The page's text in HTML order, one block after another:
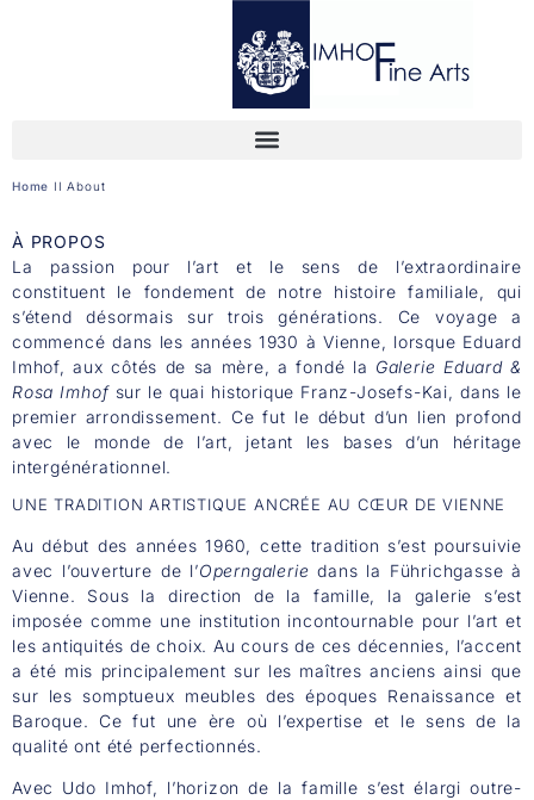
Home IIAbout
À PROPOS
La passion pour l’art et le sens de l’extraordinaire
constituent le fondement de notre histoire familiale, qui
s’étend désormais sur trois générations. Ce voyage a
commencé dans les années 1930 à Vienne, lorsque Eduard
Imhof, aux côtés de sa mère, a fondé la Galerie Eduard &
Rosa Imhofsur le quai historique Franz-Josefs-Kai, dans le
premier arrondissement. Ce fut le début d’un lien profond
avec le monde de l’art, jetant les bases d’un héritage
intergénérationnel.
UNE TRADITION ARTISTIQUE ANCRÉE AU CŒUR DE VIENNE
Au début des années 1960, cette tradition s’est poursuivie
avec l’ouverture de l’Operngalerie dans la Führichgasse à
Vienne. Sous la direction de la famille, la galerie s’est
imposée comme une institution incontournable pour l’art et
les antiquités de choix. Au cours de ces décennies, l’accent
a été mis principalement sur les maîtres anciens ainsi que
sur les somptueux meubles des époques Renaissance et
Baroque. Ce fut une ère où l’expertise et le sens de la
qualité ont été perfectionnés.
Avec Udo Imhof, l’horizon de la famille s’est élargi outre-